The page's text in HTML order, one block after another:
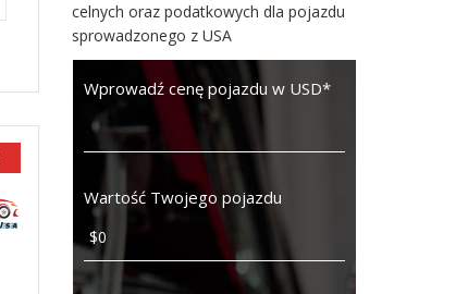
celnych oraz podatkowych dla pojazdu
sprowadzonego z USA
Wprowadź cenę pojazdu w USD*
Wartość Twojego pojazdu